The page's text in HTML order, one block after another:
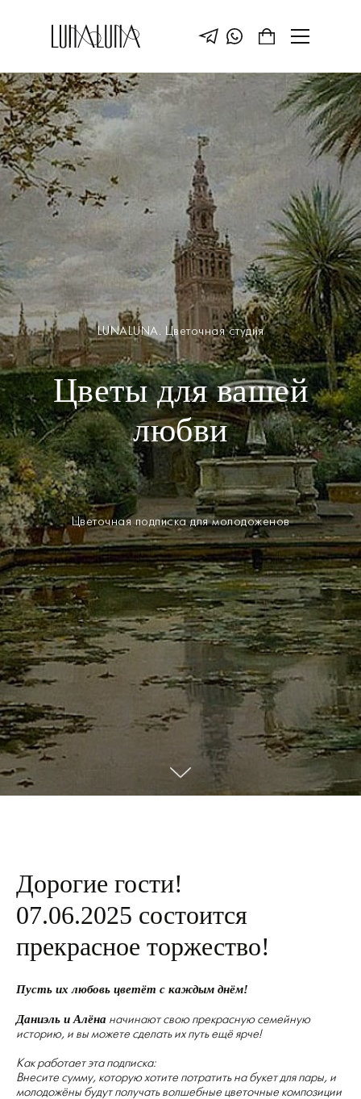
LUNALUNA. Цветочная студия
Цветы для вашей
любви
Цветочная подписка для молодоженов
Дорогие гости!
07.06.2025 состоится
прекрасное торжество!
Пусть их любовь цветёт с каждым днём!
Даниэль и Алёна начинают свою прекрасную семейную
историю, и вы можете сделать их путь ещё ярче!
Как работает эта подписка:
Внесите сумму, которую хотите потратить на букет для пары, и
молодожёны будут получать волшебные цветочные композиции